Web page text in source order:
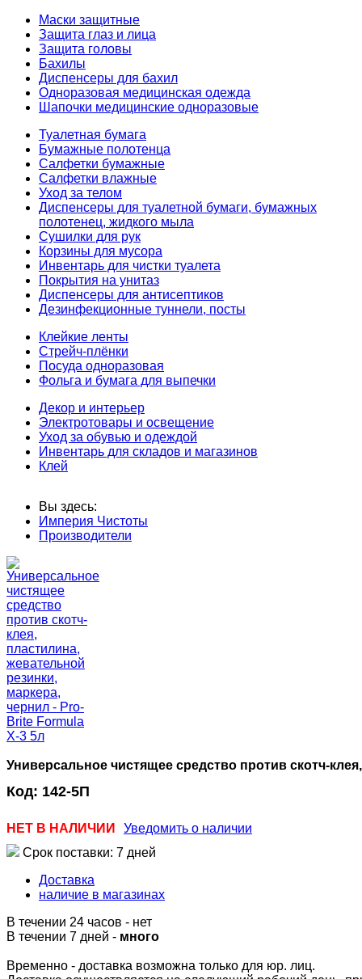
Маски защитные
Защита глаз и лица
Защита головы
Бахилы
Диспенсеры для бахил
Одноразовая медицинская одежда
Шапочки медицинские одноразовые
Туалетная бумага
Бумажные полотенца
Салфетки бумажные
Салфетки влажные
Уход за телом
Диспенсеры для туалетной бумаги, бумажных
полотенец, жидкого мыла
Сушилки для рук
Корзины для мусора
Инвентарь для чистки туалета
Покрытия на унитаз
Диспенсеры для антисептиков
Дезинфекционные туннели, посты
Клейкие ленты
Стрейч-плёнки
Посуда одноразовая
Фольга и бумага для выпечки
Декор и интерьер
Электротовары и освещение
Уход за обувью и одеждой
Инвентарь для складов и магазинов
Клей
Вы здесь:
Империя Чистоты
Производители
Универсальное чистящее средство против скотч-
Код: 142-5П
НЕТ В НАЛИЧИИ
Уведомить о наличии
Срок поставки: 7 дней
Доставка
наличие в магазинах
В течении 24 часов - нет
В течении 7 дней - много
Временно - доставка возможна только для юр. лиц.